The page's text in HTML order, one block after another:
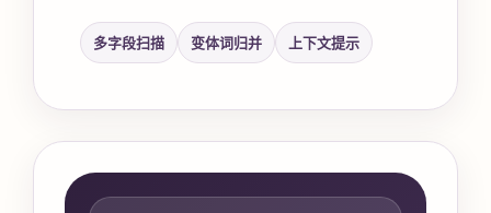
多字段扫描 变体词归并 上下文提示